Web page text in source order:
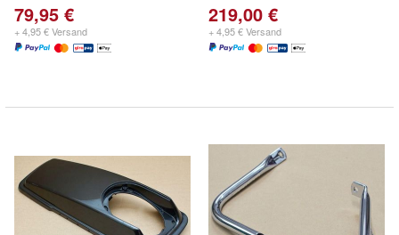
79,95 €
+ 4,95 € Versand
219,00 €
+ 4,95 € Versand